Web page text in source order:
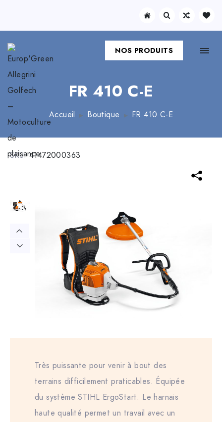
NOS PRODUITS
FR 410 C-E
Accueil Boutique FR 410 C-E
SKU:41472000363
Très puissante pour venir à bout des
terrains difficilement praticables. Équipée
du système STIHL ErgoStart. Le harnais
haute qualité permet un travail avec un